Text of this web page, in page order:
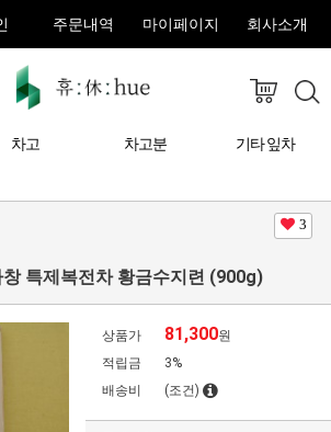
주문내역 마이페이지 회사소개
차고 차고분 기타 잎차
3
특제복전차 황금수지련 (900g)
상품가 81,300원
적립금
3%
배송비
(조건)